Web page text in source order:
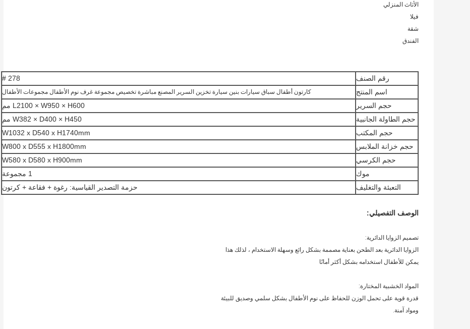
الأثاث المنزلي
فيلا
شقة
الفندق
رقم الصنف
278 #
اسم المنتج
كارتون أطفال سباق سيارات بنين سيارة تخزين السرير المصنع مباشرة تخصيص مجموعة غرف نوم الأطفال مجموعات الأطفال
حجم السرير
L2100 × W950 × H600 مم
حجم الطاولة الجانبية
W382 × D400 × H450 مم
حجم المكتب
W1032 x D540 x H1740mm
حجم خزانة الملابس
W800 x D555 x H1800mm
حجم الكرسي
W580 x D580 x H900mm
موك
1 مجموعة
التعبئة والتغليف
حزمة التصدير القياسية: رغوة + فقاعة + كرتون
الوصف التفصيلي:
تصميم الزوايا الدائرية:
الزوايا الدائرية بعد الطحن بعناية مصممة بشكل رائع وسهلة الاستخدام ، لذلك هذا
يمكن للأطفال استخدامه بشكل أكثر أمانًا
المواد الخشبية المختارة:
قدرة قوية على تحمل الوزن للحفاظ على نوم الأطفال بشكل سلمي وصديق للبيئة
ومواد آمنة.